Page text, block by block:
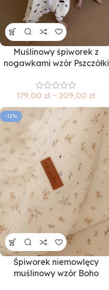
Muślinowy śpiworek z
nogawkami wzór Pszczółki
179,00 zł – 209,00 zł
-12%
Śpiworek niemowlęcy
muślinowy wzór Boho